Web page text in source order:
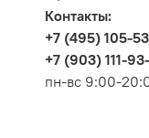
Контакты:
+7 (495) 105-
+7 (903) 111-
пн-вс 9:00-